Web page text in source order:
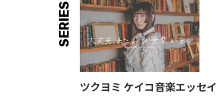
SERIES
ツクヨミ ケイコ音楽エッセイ